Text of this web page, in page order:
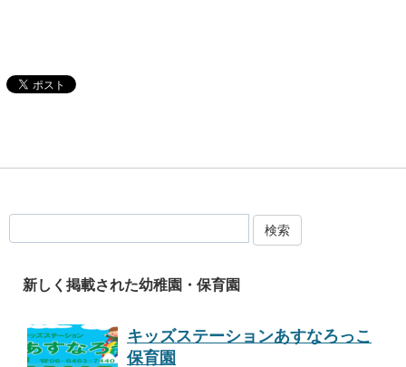
検索
新しく掲載された幼稚園・保育園
キッズステーションあすなろっこ
保育園